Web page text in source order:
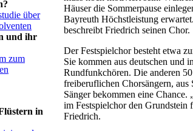
über
und ihr
zum
in
Häuser die Sommerpause
Bayreuth Höchstleistung
beschreibt Friedrich seinen Chor.
Der Festspielchor besteht etwa
Sie kommen aus deutschen und
Rundfunkchören. Die anderen
freiberuflichen Chorsängern, aus
Sänger bekommen eine Chance.
im Festspielchor den Grundstein
Friedrich.